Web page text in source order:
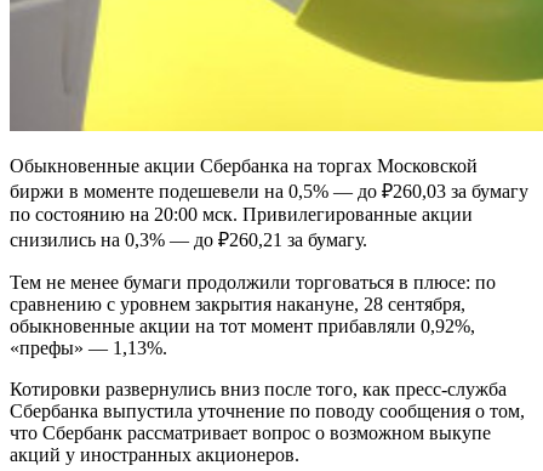
Обыкновенные акции Сбербанка на торгах Московской
биржи в моменте подешевели на 0,5% — до ₽260,03 за бумагу
по состоянию на 20:00 мск. Привилегированные акции
снизились на 0,3% — до ₽260,21 за бумагу.
Тем не менее бумаги продолжили торговаться в плюсе: по
сравнению с уровнем закрытия накануне, 28 сентября,
обыкновенные акции на тот момент прибавляли 0,92%,
«префы» — 1,13%.
Котировки развернулись вниз после того, как пресс-служба
Сбербанка выпустила уточнение по поводу сообщения о том,
что Сбербанк рассматривает вопрос о возможном выкупе
акций у иностранных акционеров.